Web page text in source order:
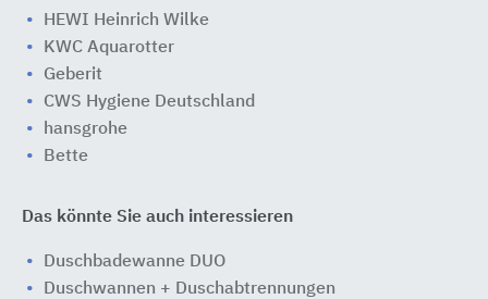
HEWI Heinrich Wilke
KWC Aquarotter
Geberit
CWS Hygiene Deutschland
hansgrohe
Bette
Das könnte Sie auch interessieren
Duschbadewanne DUO
Duschwannen + Duschabtrennungen